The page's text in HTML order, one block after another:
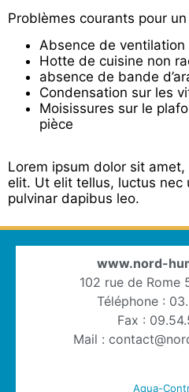
Problèmes courants pour
Absence de
Hotte de cuisine non
absence de bande
Condensation sur les
Moisissures sur le
pièce
Lorem ipsum dolor sit
elit. Ut elit tellus, luctus nec
pulvinar dapibus leo.
www.nord-
102 rue de Rome
Téléphone :
Fax :
Mail :
Aqua-